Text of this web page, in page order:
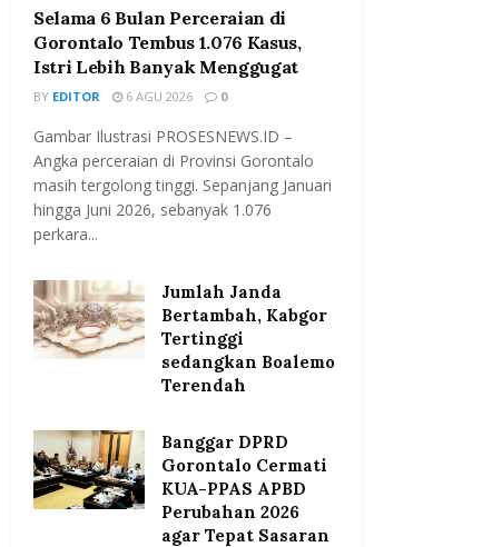
Selama 6 Bulan Perceraian di
Gorontalo Tembus 1.076 Kasus,
Istri Lebih Banyak Menggugat
BY EDITOR 6 AGU 2026 0
Gambar Ilustrasi PROSESNEWS.ID –
Angka perceraian di Provinsi Gorontalo
masih tergolong tinggi. Sepanjang Januari
hingga Juni 2026, sebanyak 1.076
perkara...
Jumlah Janda
Bertambah, Kabgor
Tertinggi
sedangkan Boalemo
Terendah
Banggar DPRD
Gorontalo Cermati
KUA-PPAS APBD
Perubahan 2026
agar Tepat Sasaran